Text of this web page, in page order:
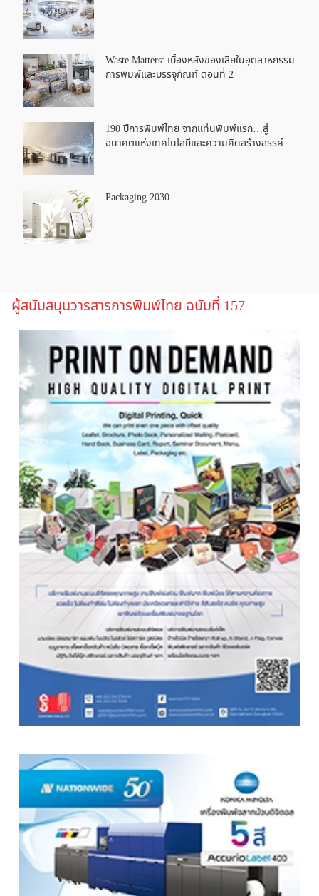
Waste Matters: เบื้องหลังของเสียในอุตสาหกรรม
การพิมพ์และบรรจุภัณฑ์ ตอนที่ 2
190 ปีการพิมพ์ไทย จากแท่นพิมพ์แรก…สู่
อนาคตแห่งเทคโนโลยีและความคิดสร้างสรรค์
Packaging 2030
ผู้สนับสนุนวารสารการพิมพ์ไทย ฉบับที่ 157